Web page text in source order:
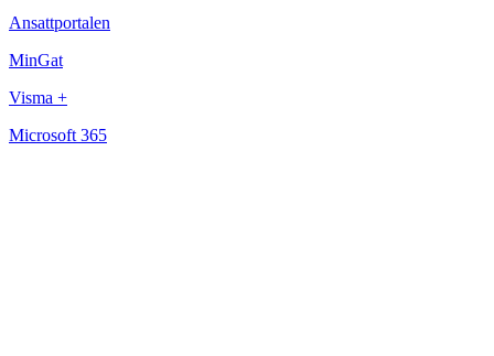
Ansattportalen
MinGat
Visma +
Microsoft 365